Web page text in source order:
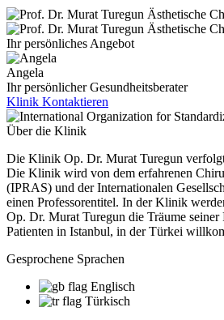
Ihr persönliches Angebot
Angela
Ihr persönlicher Gesundheitsberater
Klinik Kontaktieren
Über die Klinik
Die Klinik Op. Dr. Murat Turegun verfolgt
Die Klinik wird von dem erfahrenen
(IPRAS) und der Internationalen
einen Professorentitel. In der Klinik
Op. Dr. Murat Turegun die Träume
Patienten in Istanbul, in der Türkei
Gesprochene Sprachen
Englisch
Türkisch